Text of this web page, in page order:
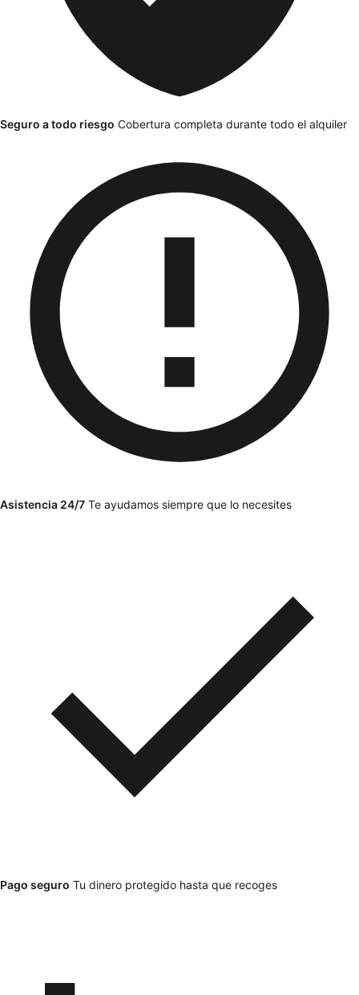
Seguro a todo riesgo Cobertura completa durante todo el alquiler
Asistencia 24/7 Te ayudamos siempre que lo necesites
Pago seguro Tu dinero protegido hasta que recoges